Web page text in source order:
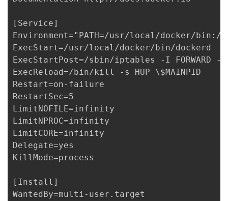
注
开
发
者
学
堂
我
的
我
的
Programs
我
的
支
持
我
的
技
我
的
[Service]
Environment="PATH=/usr/local/docker/
ExecStart=/usr/local/docker/bin/dockerd
ExecStartPost=/sbin/iptables -I FORWARD -
ExecReload=/bin/kill -s HUP \$MAINPID
Restart=on-failure
RestartSec=5
LimitNOFILE=infinity
LimitNPROC=infinity
LimitCORE=infinity
Delegate=yes
KillMode=process
[Install]
WantedBy=multi-user.target